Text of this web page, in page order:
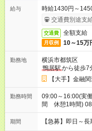
給与
時給1430円～
交通費別途支
交通費 全額支給
月収例 10～15万
勤務地
横浜市都筑区
鴨居駅から徒歩7
【大手】金融
勤務時間
09:00～16:00(実
間 休憩1時間)
時の中で調整可
期間 【急募】即日～